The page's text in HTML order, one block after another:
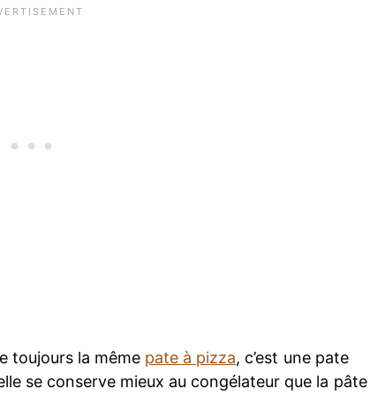
toujours la même pate à pizza, c’est une pate
se conserve mieux au congélateur que la pâte